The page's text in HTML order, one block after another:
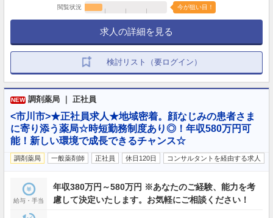
閲覧状況 今が狙い目！
求人の詳細を見る
検討リスト（要ログイン）
NEW 調剤薬局 ｜ 正社員
<市川市>★正社員求人★地域密着。顔なじみの患者さま
に寄り添う薬局☆時短勤務制度あり◎！年収580万円可
能！新しい環境で成長できるチャンス☆
調剤薬局 一般薬剤師 正社員 休日120日 コンサルタントを経由する求人
給与・手当
年収380万円～580万円 ※あなたのご経験、能力を考
慮して決定いたします。お気軽にご相談ください！